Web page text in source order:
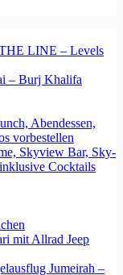
LINE – Levels
– Burj Khalifa
Abendessen,
vorbestellen
Skyview Bar, Sky-
Cocktails
mit Allrad Jeep
Jumeirah –